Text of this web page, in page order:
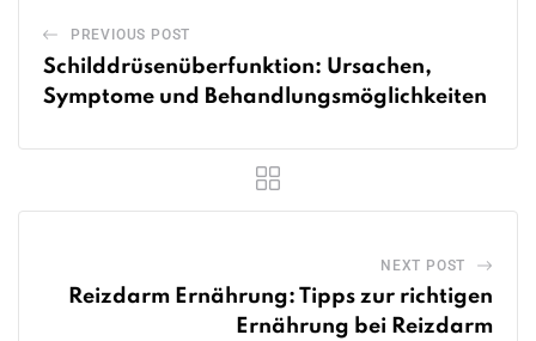
PREVIOUS POST
Schilddrüsenüberfunktion: Ursachen,
Symptome und Behandlungsmöglichkeiten
NEXT POST
Reizdarm Ernährung: Tipps zur richtigen
Ernährung bei Reizdarm